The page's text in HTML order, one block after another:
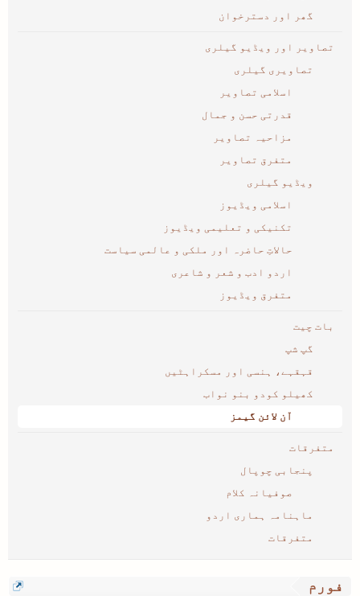
گھر اور دسترخوان
تصاویر اور ویڈیو گیلری
تصاویری گیلری
اسلامی تصاویر
قدرتی حسن و جمال
مزاحیہ تصاویر
متفرق تصاویر
ویڈیو گیلری
اسلامی ویڈیوز
تکنیکی و تعلیمی ویڈیوز
حالاتِ حاضرہ اور ملکی و عالمی سیاست
اردو ادب و شعر و شاعری
متفرق ویڈیوز
بات چیت
گپ شپ
قہقہے، ہنسی اور مسکراہٹیں
کھیلو کودو بنو نواب
آن لائن گیمز
متفرقات
پنجابی چوپال
صوفیانہ کلام
ماہنامہ ہماری اردو
متفرقات
فورم